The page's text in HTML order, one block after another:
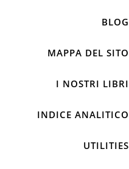
BLOG
MAPPA DEL SITO
I NOSTRI LIBRI
INDICE ANALITICO
UTILITIES